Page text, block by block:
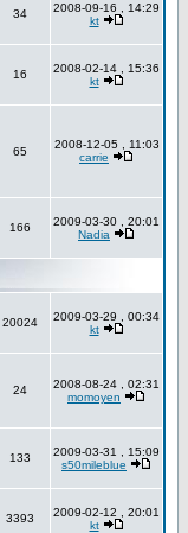
34
2008-09-16 , 14:29
kt
16
2008-02-14 , 15:36
kt
65
2008-12-05 , 11:03
carrie
166
2009-03-30 , 20:01
Nadia
20024
2009-03-29 , 00:34
kt
24
2008-08-24 , 02:31
momoyen
133
2009-03-31 , 15:09
s50mileblue
3393
2009-02-12 , 20:01
kt